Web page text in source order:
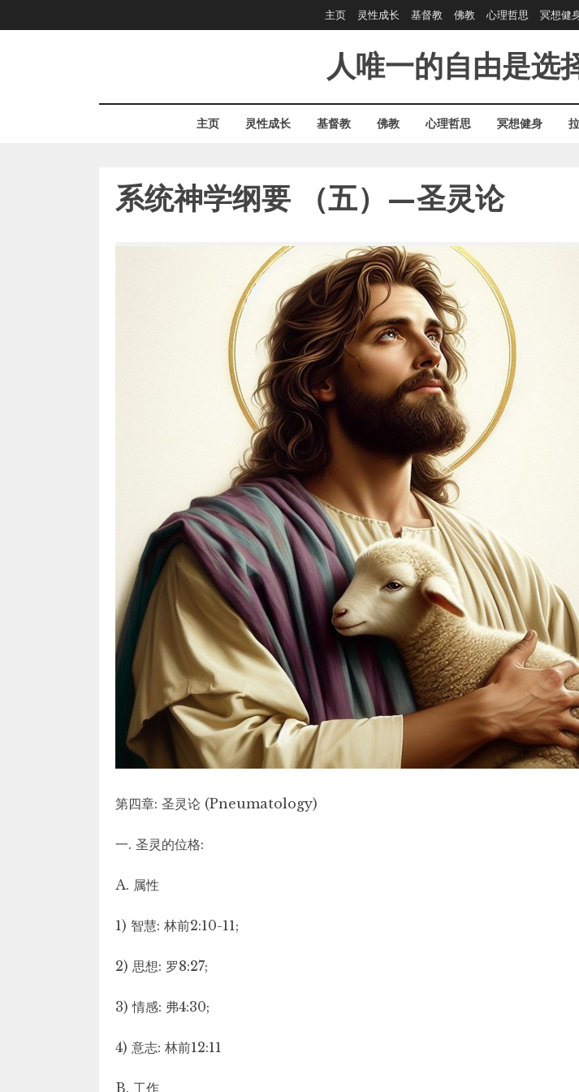
to
主页 灵性成长 基督教 佛教 心理哲思 冥想健
人唯一的自由是选
主页 灵性成长 基督教 佛教 心理哲思 冥想健身
系统神学纲要 （五）—圣灵论
第四章: 圣灵论 (Pneumatology)
一. 圣灵的位格:
A. 属性
1) 智慧: 林前2:10-11;
2) 思想: 罗8:27;
3) 情感: 弗4:30;
4) 意志: 林前12:11
B. 工作